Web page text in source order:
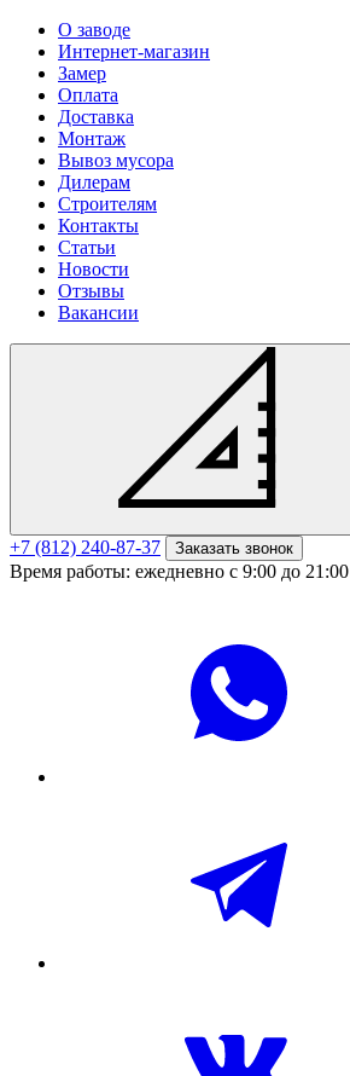
О заводе
Интернет-магазин
Замер
Оплата
Доставка
Монтаж
Вывоз мусора
Дилерам
Строителям
Контакты
Статьи
Новости
Отзывы
Вакансии
+7 (812) 240-87-37 Заказать звонок
Время работы: ежедневно с 9:00 до 21:00